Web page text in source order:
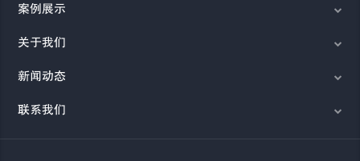
案例展示
关于我们
新闻动态
联系我们